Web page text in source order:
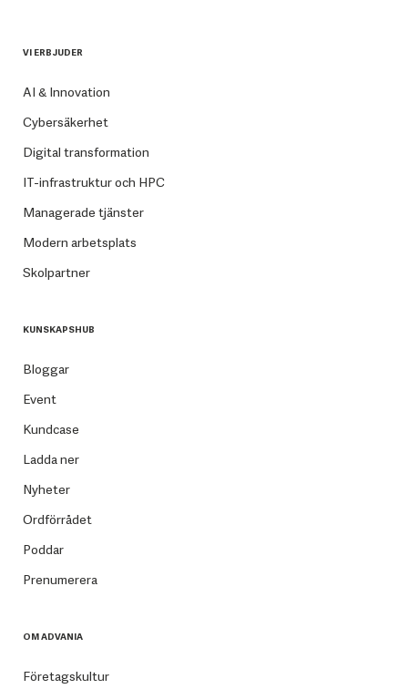
VI ERBJUDER
AI & Innovation
Cybersäkerhet
Digital transformation
IT-infrastruktur och HPC
Managerade tjänster
Modern arbetsplats
Skolpartner
KUNSKAPSHUB
Bloggar
Event
Kundcase
Ladda ner
Nyheter
Ordförrådet
Poddar
Prenumerera
OM ADVANIA
Företagskultur